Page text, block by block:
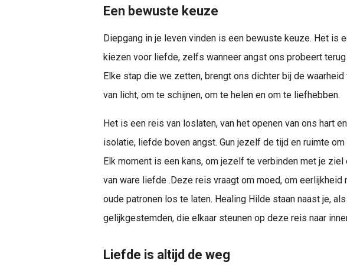
Een bewuste keuze
Diepgang in je leven vinden is een bewuste keuze. Het is
kiezen voor liefde, zelfs wanneer angst ons probeert
Elke stap die we zetten, brengt ons dichter bij de
van licht, om te schijnen, om te helen en om te liefhebben.
Het is een reis van loslaten, van het openen van ons hart
isolatie, liefde boven angst. Gun jezelf de tijd en ruimte
Elk moment is een kans, om jezelf te verbinden met je
van ware liefde .Deze reis vraagt om moed, om
oude patronen los te laten. Healing Hilde staan naast je,
gelijkgestemden, die elkaar steunen op deze reis naar
Liefde is altijd de weg